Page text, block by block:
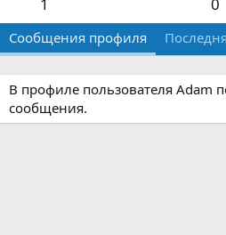
Сообщения профиля
В профиле пользователя Adam
сообщения.